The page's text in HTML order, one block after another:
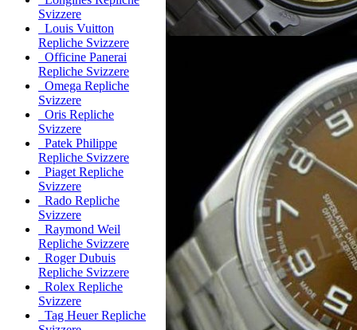
Svizzere
Louis Vuitton
Repliche Svizzere
Officine Panerai
Repliche Svizzere
Omega Repliche
Svizzere
Oris Repliche
Svizzere
Patek Philippe
Repliche Svizzere
Piaget Repliche
Svizzere
Rado Repliche
Svizzere
Raymond Weil
Repliche Svizzere
Roger Dubuis
Repliche Svizzere
Rolex Repliche
Svizzere
Tag Heuer Repliche